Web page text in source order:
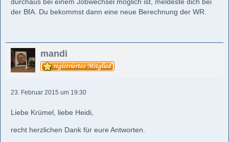
der BfA. Du bekommst dann eine neue Berechnung der WR.
mandi
23. Februar 2015 um 19:30
Liebe Krümel, liebe Heidi,
recht herzlichen Dank für eure Antworten.